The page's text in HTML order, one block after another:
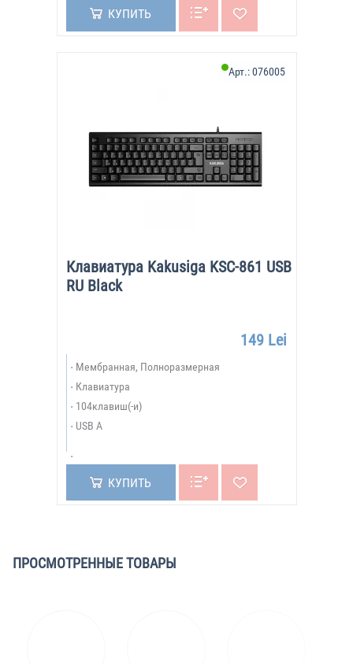
КУПИТЬ
Клавиатура Kakusiga KSC-861 USB
RU Black
Арт.:076005
149 Lei
Мембранная, Полноразмерная
Клавиатура
104клавиш(-и)
USB A
КУПИТЬ
ПРОСМОТРЕННЫЕ ТОВАРЫ